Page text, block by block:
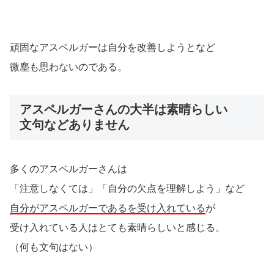
頑固なアスペルガーは自分を改善しようとなど
微塵も思わないのである。
アスペルガーさんの大半は素晴らしい
文句などありません
多くのアスペルガーさんは
「注意しなくては」「自分の欠点を理解しよう」など
自分がアスペルガーであるを受け入れているが
受け入れている人はとても素晴らしいと感じる。
（何も文句はない）